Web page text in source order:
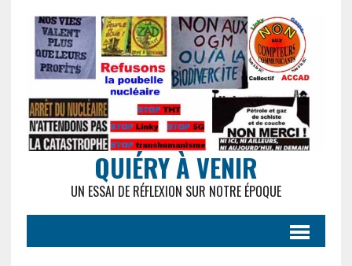
QUIÉRY À VENIR
UN ESSAI DE RÉFLEXION SUR NOTRE ÉPOQUE